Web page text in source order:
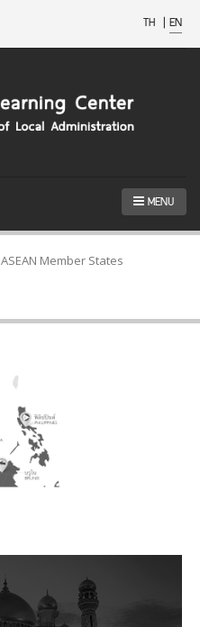
TH | EN
MENU
ASEAN Member States